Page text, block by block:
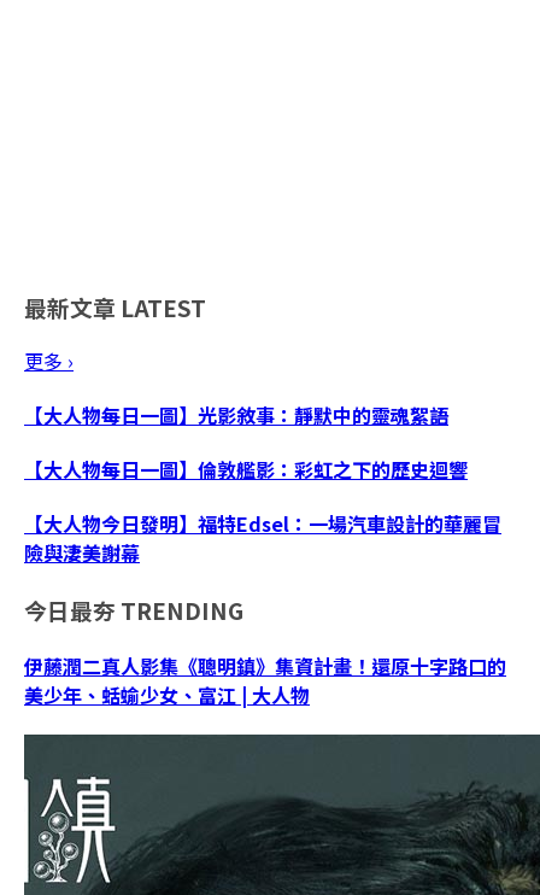
最新文章 LATEST
更多 ›
【大人物每日一圖】光影敘事：靜默中的靈魂絮語
【大人物每日一圖】倫敦艦影：彩虹之下的歷史迴響
【大人物今日發明】福特Edsel：一場汽車設計的華麗冒
險與淒美謝幕
今日最夯 TRENDING
伊藤潤二真人影集《聰明鎮》集資計畫！還原十字路口的
美少年、蛞蝓少女、富江 | 大人物